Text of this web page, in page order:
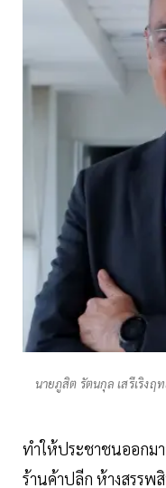
นายภูสิต รัตนกุล เสรีเริงฤ
ทำให้ประชาชนออกม
ร้านค้าปลีก ห้างสรรพ